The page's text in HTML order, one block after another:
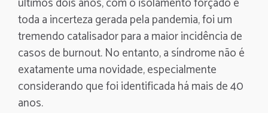
toda a incerteza gerada pela pandemia, foi um
tremendo catalisador para a maior incidência de
casos de burnout. No entanto, a síndrome não é
exatamente uma novidade, especialmente
considerando que foi identificada há mais de 40
anos.